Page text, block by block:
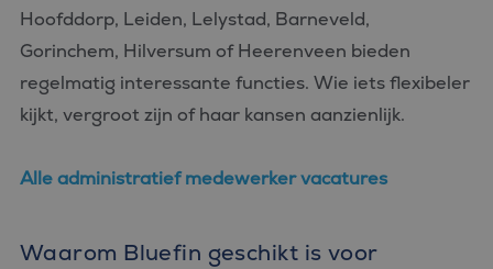
Hoofddorp, Leiden, Lelystad, Barneveld,
Gorinchem, Hilversum of Heerenveen bieden
regelmatig interessante functies. Wie iets flexibeler
kijkt, vergroot zijn of haar kansen aanzienlijk.
Alle administratief medewerker vacatures
Waarom Bluefin geschikt is voor